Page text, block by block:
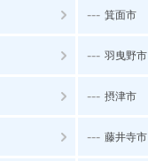
--- 箕面市
--- 羽曳野市
--- 摂津市
--- 藤井寺市